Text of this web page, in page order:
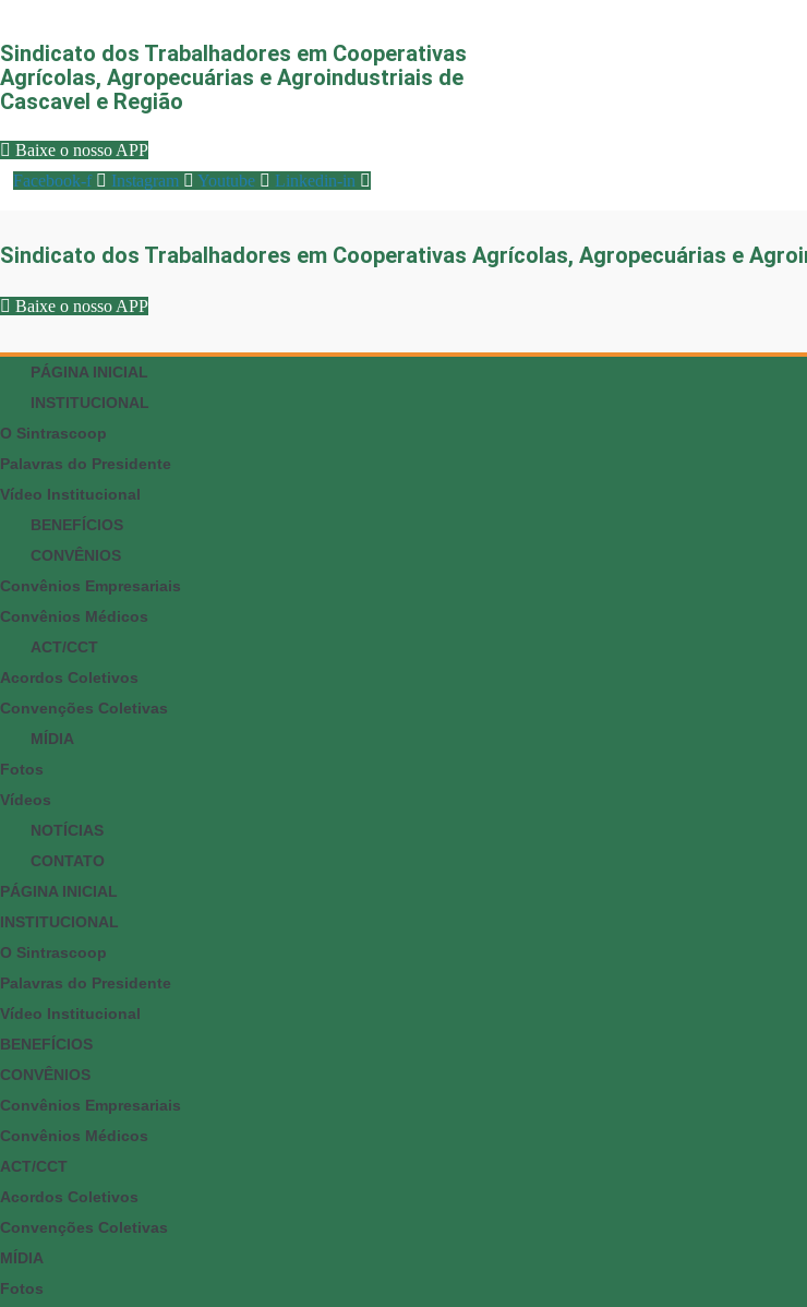
Sindicato dos Trabalhadores em Cooperativas
Agrícolas, Agropecuárias e Agroindustriais de
Cascavel e Região
Baixe o nosso APP
Facebook-f
Instagram Youtube Linkedin-in
Sindicato dos Trabalhadores em Cooperativas Agrícolas, Agropecuárias e
Baixe o nosso APP
PÁGINA INICIAL
INSTITUCIONAL
O Sintrascoop
Palavras do Presidente
Vídeo Institucional
BENEFÍCIOS
CONVÊNIOS
Convênios Empresariais
Convênios Médicos
ACT/CCT
Acordos Coletivos
Convenções Coletivas
MÍDIA
Fotos
Vídeos
NOTÍCIAS
CONTATO
PÁGINA INICIAL
INSTITUCIONAL
O Sintrascoop
Palavras do Presidente
Vídeo Institucional
BENEFÍCIOS
CONVÊNIOS
Convênios Empresariais
Convênios Médicos
ACT/CCT
Acordos Coletivos
Convenções Coletivas
MÍDIA
Fotos